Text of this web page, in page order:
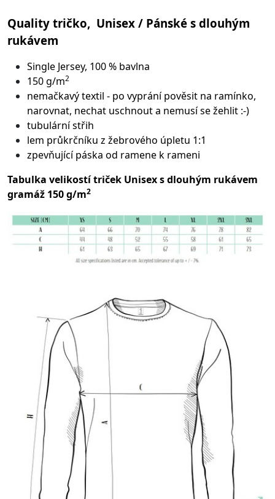
Quality tričko, Unisex / Pánské s dlouhým
rukávem
Single Jersey, 100 % bavlna
150 g/m2
nemačkavý textil - po vyprání pověsit na ramínko,
narovnat, nechat uschnout a nemusí se žehlit :-)
tubulární střih
lem průkrčníku z žebrového úpletu 1:1
zpevňující páska od ramene k rameni
Tabulka velikostí triček Unisex s dlouhým rukávem
gramáž 150 g/m2